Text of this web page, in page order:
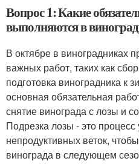
Вопрос 1: Какие
выполняются в
В октябре в виноградниках
важных работ, таких как
подготовка виноградника к
основная обязательная
снятие винограда с лозы и
Подрезка лозы - это
непродуктивных веток,
винограда в следующем